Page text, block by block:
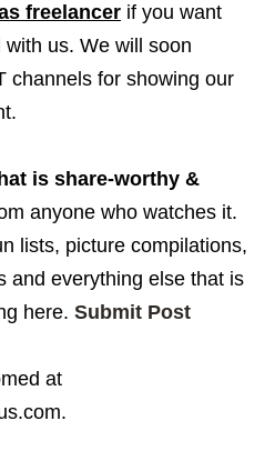
freelancer if you want
us. We will soon
channels for showing our
is share-worthy &
anyone who watches it.
lists, picture compilations,
and everything else that is
here. Submit Post
at